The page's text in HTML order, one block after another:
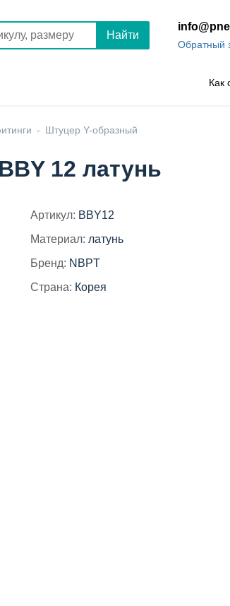
Найти
Обратный
Как
Штуцер Y-образный
12 латунь
Артикул: BBY12
Материал: латунь
Бренд: NBPT
Страна: Корея